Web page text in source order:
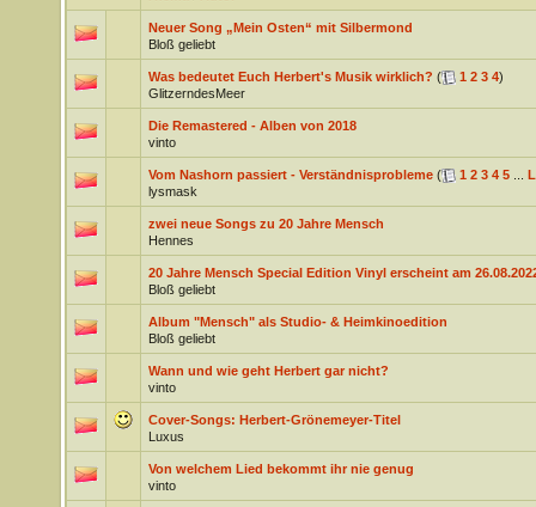
Neuer Song „Mein Osten“ mit Silbermond
Bloß geliebt
Was bedeutet Euch Herbert's Musik wirklich? ( 1 2 3 4)
GlitzerndesMeer
Die Remastered - Alben von 2018
vinto
Vom Nashorn passiert - Verständnisprobleme ( 1 2 3 4 5...
lysmask
zwei neue Songs zu 20 Jahre Mensch
Hennes
20 Jahre Mensch Special Edition Vinyl erscheint am
Bloß geliebt
Album "Mensch" als Studio- & Heimkinoedition
Bloß geliebt
Wann und wie geht Herbert gar nicht?
vinto
Cover-Songs: Herbert-Grönemeyer-Titel
Luxus
Von welchem Lied bekommt ihr nie genug
vinto